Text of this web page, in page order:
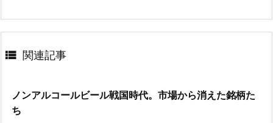
 関連記事
ノンアルコールビール戦国時代。市場から消えた銘柄た
ち